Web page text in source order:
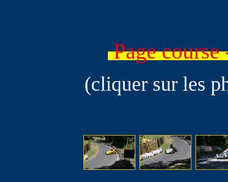
Page
(cliquer sur les